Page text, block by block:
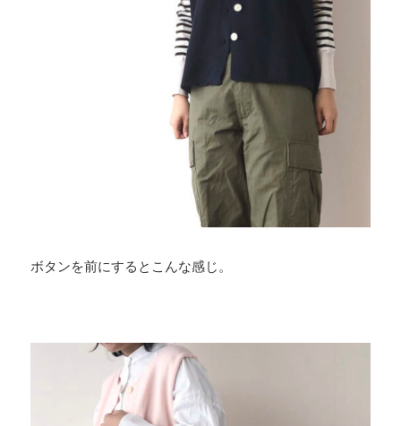
ボタンを前にするとこんな感じ。